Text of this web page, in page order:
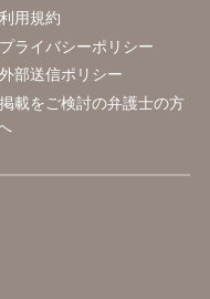
利用規約
プライバシーポリシー
外部送信ポリシー
掲載をご検討の弁護士の方